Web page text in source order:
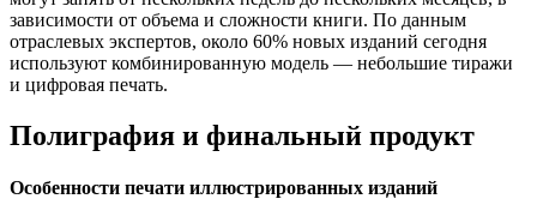
зависимости от объема и сложности книги. По данным
отраслевых экспертов, около 60% новых изданий сегодня
используют комбинированную модель — небольшие тиражи
и цифровая печать.
Полиграфия и финальный продукт
Особенности печати иллюстрированных изданий